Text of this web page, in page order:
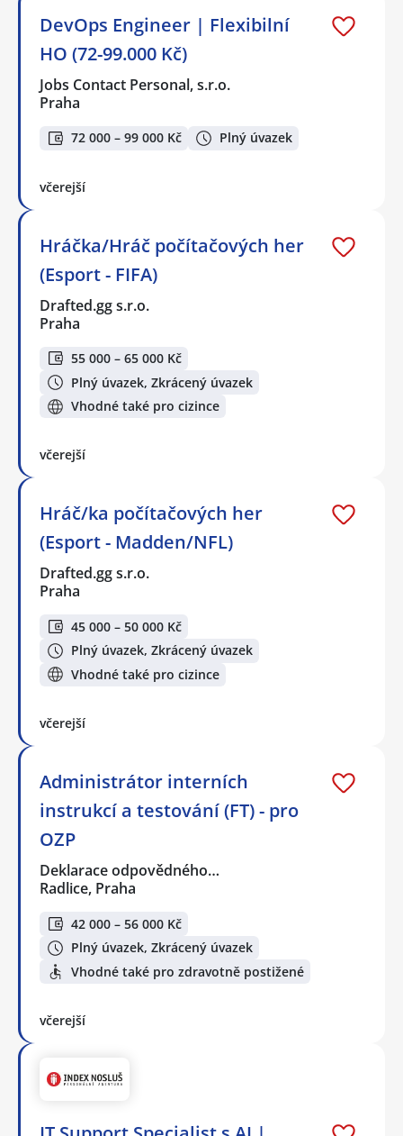
DevOps Engineer | Flexibilní
HO (72-99.000 Kč)
Jobs Contact Personal, s.r.o.
Praha
72 000 – 99 000 Kč Plný úvazek
včerejší
Hráčka/Hráč počítačových her
(Esport - FIFA)
Drafted.gg s.r.o.
Praha
55 000 – 65 000 Kč
Plný úvazek, Zkrácený úvazek
Vhodné také pro cizince
včerejší
Hráč/ka počítačových her
(Esport - Madden/NFL)
Drafted.gg s.r.o.
Praha
45 000 – 50 000 Kč
Plný úvazek, Zkrácený úvazek
Vhodné také pro cizince
včerejší
Administrátor interních
instrukcí a testování (FT) - pro
OZP
Deklarace odpovědného…
Radlice, Praha
42 000 – 56 000 Kč
Plný úvazek, Zkrácený úvazek
Vhodné také pro zdravotně postižené
včerejší